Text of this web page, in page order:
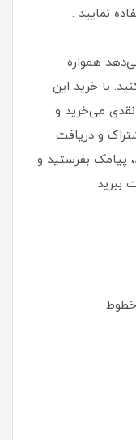
همواره
با خرید این
نقدی می‌خرید و
و دریافت
پیامک بفرستید و
ببرید.